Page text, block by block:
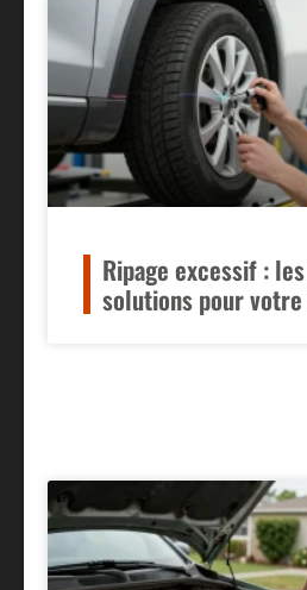
Ripage excessif :
solutions pour